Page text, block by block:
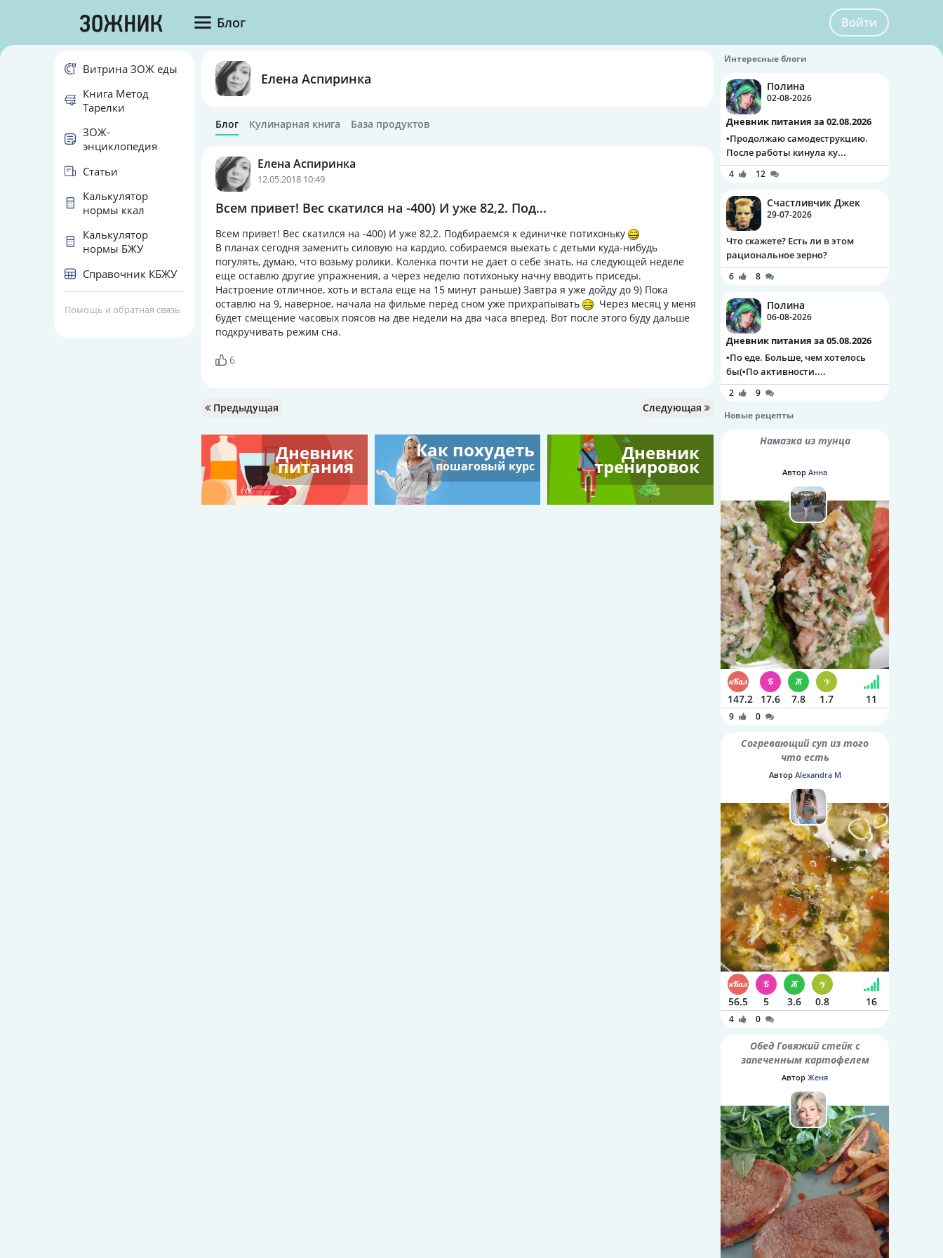
Блог Войти
Елена Аспиринка
Блог Кулинарная книга База продуктов
Елена Аспиринка
12.05.2018 10:49
Всем привет! Вес скатился на -400) И уже 82,2. Под...
Всем привет! Вес скатился на -400) И уже 82,2. Подбираемся к единичке потихоньку
В планах сегодня заменить силовую на кардио, собираемся выехать с детьми куда-нибудь
погулять, думаю, что возьму ролики. Коленка почти не дает о себе знать, на следующей неделе
еще оставлю другие упражнения, а через неделю потихоньку начну вводить приседы.
Настроение отличное, хоть и встала еще на 15 минут раньше) Завтра я уже дойду до 9) Пока
оставлю на 9, наверное, начала на фильме перед сном уже прихрапывать
Через месяц у меня
будет смещение часовых поясов на две недели на два часа вперед. Вот после этого буду дальше
подкручивать режим сна.
6
Предыдущая Следующая
Дневник
питания
Как похудеть
пошаговый курс
Дневник
тренировок
Витрина ЗОЖ еды
Книга Метод
Тарелки
ЗОЖ-
энциклопедия
Статьи
Калькулятор
нормы ккал
Калькулятор
нормы БЖУ
Справочник КБЖУ
Помощь и обратная связь
Интересные блоги
Полина
02-08-2026
Дневник питания за 02.08.2026
▪️Продолжаю самодеструкцию.
После работы кинула ку...
4 12
Счастливчик Джек
29-07-2026
Что скажете? Есть ли в этом
рациональное зерно?
6 8
Полина
06-08-2026
Дневник питания за 05.08.2026
▪️По еде. Больше, чем хотелось
бы(▪️По активности....
2
9
Новые рецепты
Намазка из тунца
Автор Анна
147.2 17.6 7.8 1.7 11
9 0
Согревающий суп из того
что есть
Автор Alexandra M
56.5 5 3.6 0.8 16
4 0
Обед Говяжий стейк с
запеченным картофелем
Автор Женя